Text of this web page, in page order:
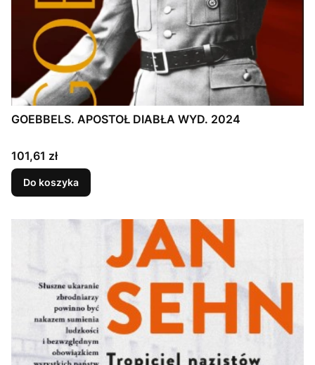
GOEBBELS. APOSTOŁ DIABŁA WYD. 2024
Cena
101,61 zł
Do koszyka